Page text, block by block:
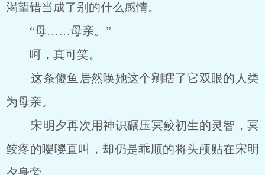
渴望错当成了别的什么感情。
“母……母亲。”
呵，真可笑。
这条傻鱼居然唤她这个剜瞎了它双眼的人类
为母亲。
宋明夕再次用神识碾压冥鲛初生的灵智，冥
鲛疼的嘤嘤直叫，却仍是乖顺的将头颅贴在宋明